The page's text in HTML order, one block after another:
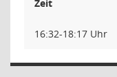
Zeit
16:32-18:17 Uhr